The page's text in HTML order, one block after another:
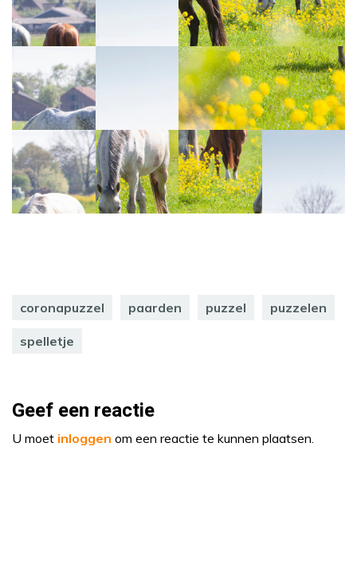
coronapuzzel paarden puzzel puzzelen
spelletje
Geef een reactie
U moet inloggen om een reactie te kunnen plaatsen.